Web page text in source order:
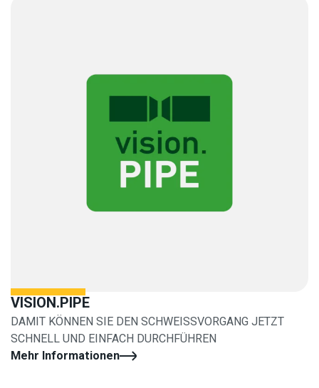
VISION.PIPE
DAMIT KÖNNEN SIE DEN SCHWEISSVORGANG JETZT
SCHNELL UND EINFACH DURCHFÜHREN
Mehr Informationen